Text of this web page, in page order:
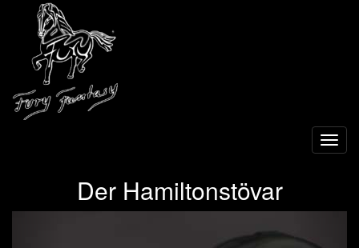
Der Hamiltonstövar